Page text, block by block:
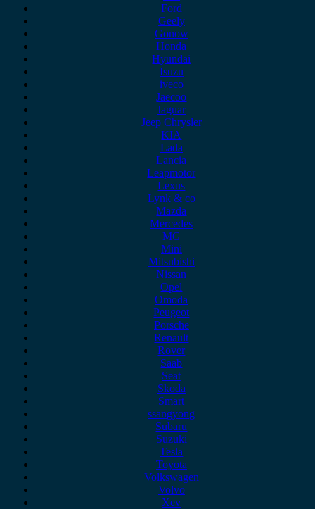
Ford
Geely
Gonow
Honda
Hyundai
Isuzu
iveco
Jaecoo
Jaguar
Jeep Chrysler
KIA
Lada
Lancia
Leapmotor
Lexus
Lynk & co
Mazda
Mercedes
MG
Mini
Mitsubishi
Nissan
Opel
Omoda
Peugeot
Porsche
Renault
Rover
Saab
Seat
Skoda
Smart
ssangyong
Subaru
Suzuki
Tesla
Toyota
Volkswagen
Volvo
Xev